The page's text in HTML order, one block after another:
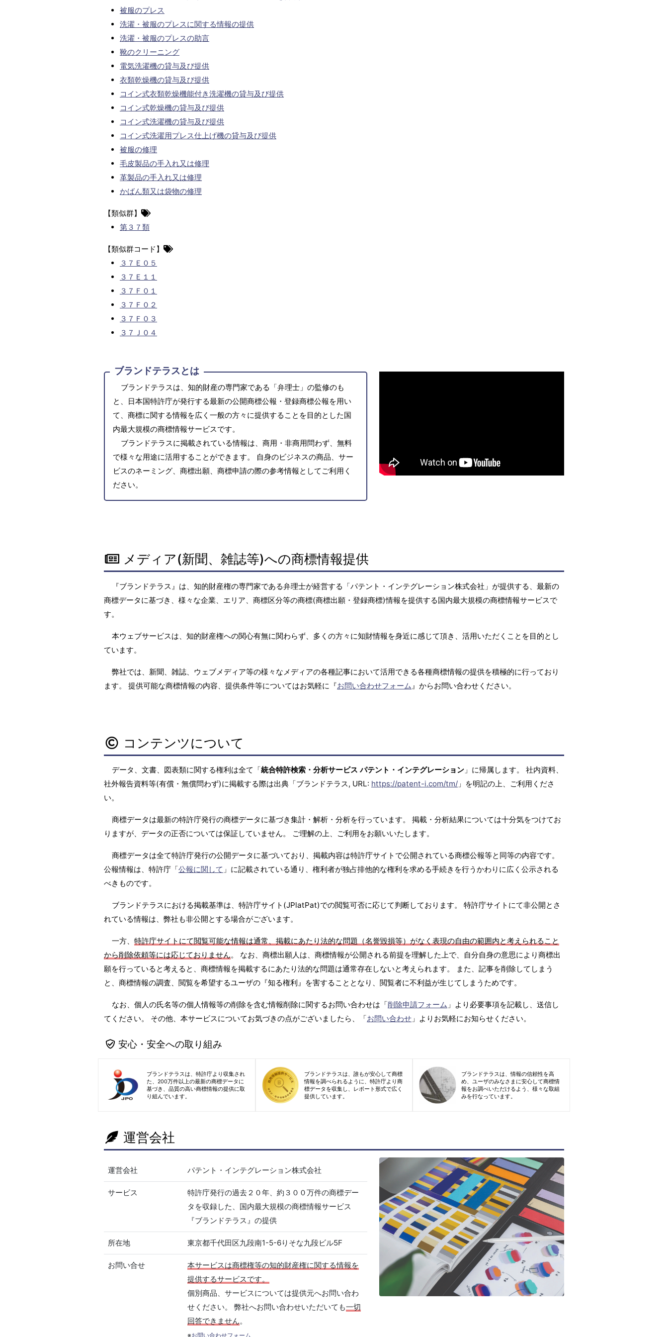
被服のプレス
洗濯・被服のプレスに関する情報の提供
洗濯・被服のプレスの助言
靴のクリーニング
電気洗濯機の貸与及び提供
衣類乾燥機の貸与及び提供
コイン式衣類乾燥機能付き洗濯機の貸与及び提供
コイン式乾燥機の貸与及び提供
コイン式洗濯機の貸与及び提供
コイン式洗濯用プレス仕上げ機の貸与及び提供
被服の修理
毛皮製品の手入れ又は修理
革製品の手入れ又は修理
かばん類又は袋物の修理
【類似群】
第３７類
【類似群コード】
３７Ｅ０５
３７Ｅ１１
３７Ｆ０１
３７Ｆ０２
３７Ｆ０３
３７Ｊ０４
ブランドテラスとは
ブランドテラスは、知的財産の専門家である「弁理士」の監修のも
と、日本国特許庁が発行する最新の公開商標公報・登録商標公報を用い
て、商標に関する情報を広く一般の方々に提供することを目的とした国
内最大規模の商標情報サービスです。
ブランドテラスに掲載されている情報は、商用・非商用問わず、無料
で様々な用途に活用することができます。 自身のビジネスの商品、サー
ビスのネーミング、商標出願、商標申請の際の参考情報としてご利用く
ださい。
メディア(新聞、雑誌等)への商標情報提供
『ブランドテラス』は、知的財産権の専門家である弁理士が経営する「パテント・インテグレーション株式会社」が提供する、最新の
商標データに基づき、様々な企業、エリア、商標区分等の商標(商標出願・登録商標)情報を提供する国内最大規模の商標情報サービスで
す。
本ウェブサービスは、知的財産権への関心有無に関わらず、多くの方々に知財情報を身近に感じて頂き、活用いただくことを目的とし
ています。
弊社では、新聞、雑誌、ウェブメディア等の様々なメディアの各種記事において活用できる各種商標情報の提供を積極的に行っており
ます。 提供可能な商標情報の内容、提供条件等についてはお気軽に『お問い合わせフォーム 』からお問い合わせください。
コンテンツについて
データ、文書、図表類に関する権利は全て「統合特許検索・分析サービス パテント・インテグレーション 」に帰属します。 社内資料、
社外報告資料等(有償・無償問わず)に掲載する際は出典「ブランドテラス, URL: https://patent-i.com/tm/ 」を明記の上、ご利用くださ
い。
商標データは最新の特許庁発行の商標データに基づき集計・解析・分析を行っています。 掲載・分析結果については十分気をつけてお
りますが、データの正否については保証していません。 ご理解の上、ご利用をお願いいたします。
商標データは全て特許庁発行の公開データに基づいており、掲載内容は特許庁サイトで公開されている商標公報等と同等の内容です。
公報情報は、特許庁「公報に関して 」に記載されている通り、権利者が独占排他的な権利を求める手続きを行うかわりに広く公示される
べきものです。
ブランドテラスにおける掲載基準は、特許庁サイト(JPlatPat)での閲覧可否に応じて判断しております。 特許庁サイトにて非公開とさ
れている情報は、弊社も非公開とする場合がございます。
一方、 特許庁サイトにて閲覧可能な情報は通常、掲載にあたり法的な問題（名誉毀損等）がなく表現の自由の範囲内と考えられること
から削除依頼等には応じておりません。 なお、商標出願人は、商標情報が公開される前提を理解した上で、自分自身の意思により商標出
願を行っていると考えると、商標情報を掲載するにあたり法的な問題は通常存在しないと考えられます。 また、記事を削除してしまう
と、商標情報の調査、閲覧を希望するユーザの『知る権利』を害することとなり、閲覧者に不利益が生じてしまうためです。
なお、個人の氏名等の個人情報等の削除を含む情報削除に関するお問い合わせは「削除申請フォーム 」より必要事項を記載し、送信し
てください。 その他、本サービスについてお気づきの点がございましたら、「お問い合わせ 」よりお気軽にお知らせください。
安心・安全への取り組み
ブランドテラスは、特許庁より収集され
た、200万件以上の最新の商標データに
基づき、品質の高い商標情報の提供に取
り組んでいます。
ブランドテラスは、誰もが安心して商標
情報を調べられるように、特許庁より商
標データを収集し、レポート形式で広く
提供しています。
ブランドテラスは、情報の信頼性を高
め、ユーザのみなさまに安心して商標情
報をお調べいただけるよう、様々な取組
みを行なっています。
運営会社
運営会社 パテント・インテグレーション株式会社
サービス
特許庁発行の過去２０年、約３００万件の商標デー
タを収録した、国内最大規模の商標情報サービス
『ブランドテラス』の提供
所在地 東京都千代田区九段南1-5-6りそな九段ビル5F
お問い合せ
本サービスは商標権等の知的財産権に関する情報を
提供するサービスです。
個別商品、サービスについては提供元へお問い合わ
せください。 弊社へお問い合わせいただいても一切
回答できません。
※お問い合わせフォーム